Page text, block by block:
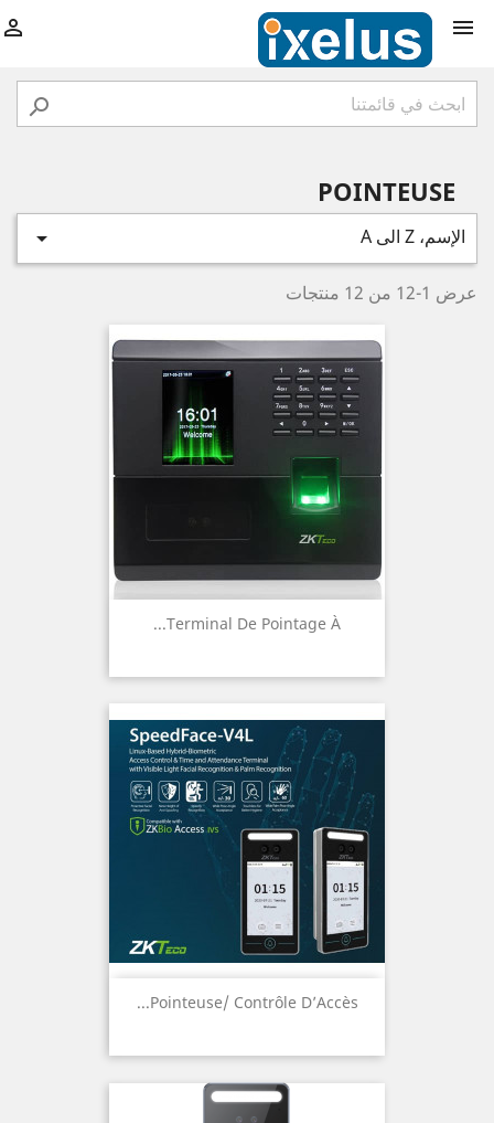



POINTEUSE
الإسم، Z الى A 
عرض 1-12 من 12 منتجات
Terminal De Pointage À...
Pointeuse/ Contrôle D’Accès...